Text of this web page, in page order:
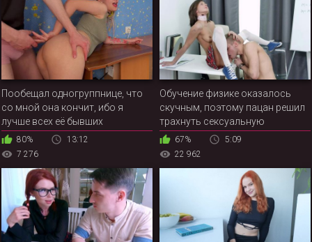
Пообещал одногруппнице, что
со мной она кончит, ибо я
лучше всех её бывших
80%
13:12
7 276
Обучение физике оказалось
скучным, поэтому пацан решил
трахнуть сексуальную
подружку
67%
5:09
22 962